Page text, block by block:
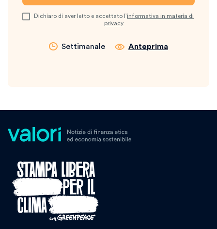
Dichiaro di aver letto e accettato l’informativa in materia di
privacy
Settimanale Anteprima